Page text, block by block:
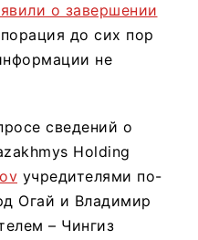
о завершении
до сих пор
не
сведений о
Holding
учредителями по-
Огай и Владимир
– Чингиз